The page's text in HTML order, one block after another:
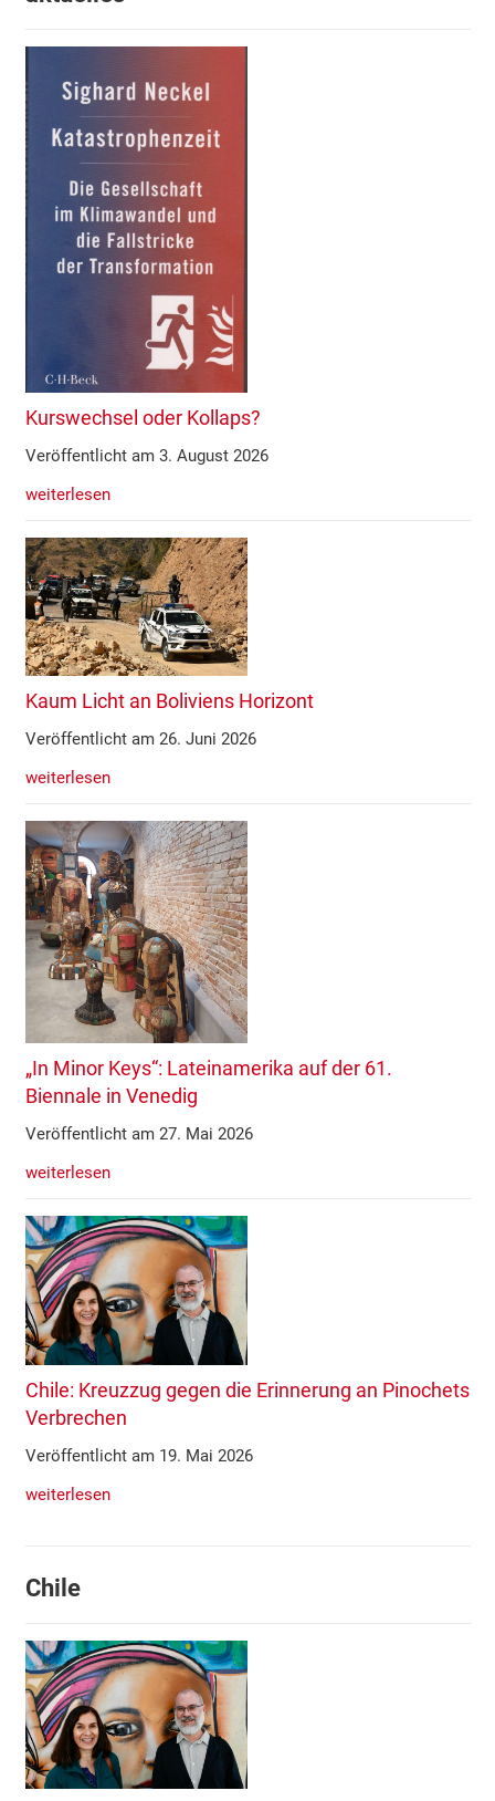
Kurswechsel oder Kollaps?
Veröffentlicht am 3. August 2026
weiterlesen
Kaum Licht an Boliviens Horizont
Veröffentlicht am 26. Juni 2026
weiterlesen
„In Minor Keys“: Lateinamerika auf der 61.
Biennale in Venedig
Veröffentlicht am 27. Mai 2026
weiterlesen
Chile: Kreuzzug gegen die Erinnerung an Pinochets
Verbrechen
Veröffentlicht am 19. Mai 2026
weiterlesen
Chile